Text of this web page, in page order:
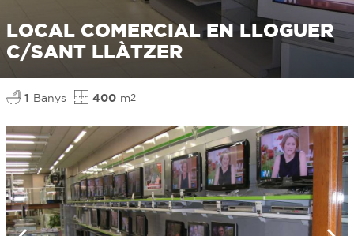
LOCAL COMERCIAL EN LLOGUER
C/SANT LLÀTZER
1 Banys 400 m2